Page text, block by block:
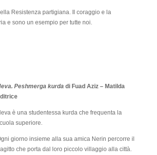
Resistenza partigiana. Il coraggio e la
e sono un esempio per tutte noi.
Peshmerga kurda di Fuad Aziz – Matilda
è una studentessa kurda che frequenta la
superiore.
giorno insieme alla sua amica Nerin percorre il
che porta dal loro piccolo villaggio alla città.